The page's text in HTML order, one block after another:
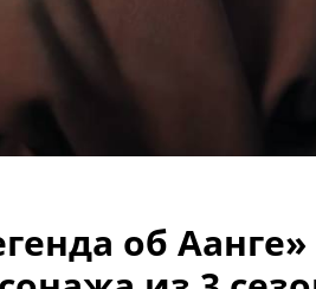
об Аанге»